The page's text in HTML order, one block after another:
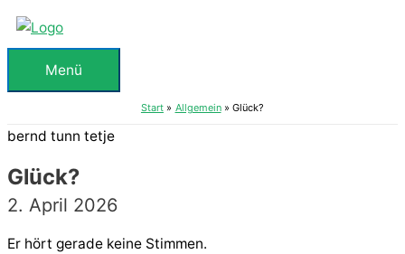
Zum
Inhalt
springenMenü
Menü
Start Allgemein Glück?
bernd tunn tetje
Glück?
2. April 2026
Er hört gerade keine Stimmen.